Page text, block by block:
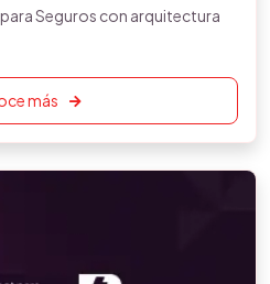
Seguros con arquitectura
más